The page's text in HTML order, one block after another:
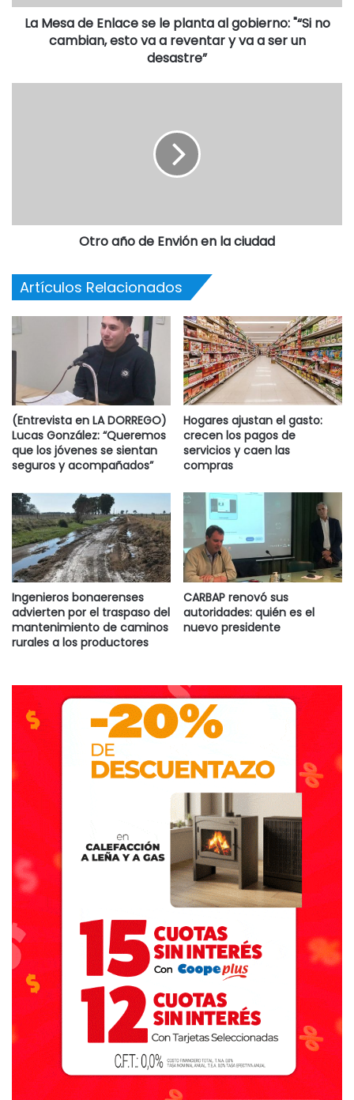
La Mesa de Enlace se le planta al gobierno: "“Si no
cambian, esto va a reventar y va a ser un
desastre”
Otro año de Envión en la ciudad
Artículos Relacionados
(Entrevista en LA DORREGO)
Lucas González: “Queremos
que los jóvenes se sientan
seguros y acompañados”
Hogares ajustan el gasto:
crecen los pagos de
servicios y caen las
compras
Ingenieros bonaerenses
advierten por el traspaso del
mantenimiento de caminos
rurales a los productores
CARBAP renovó sus
autoridades: quién es el
nuevo presidente